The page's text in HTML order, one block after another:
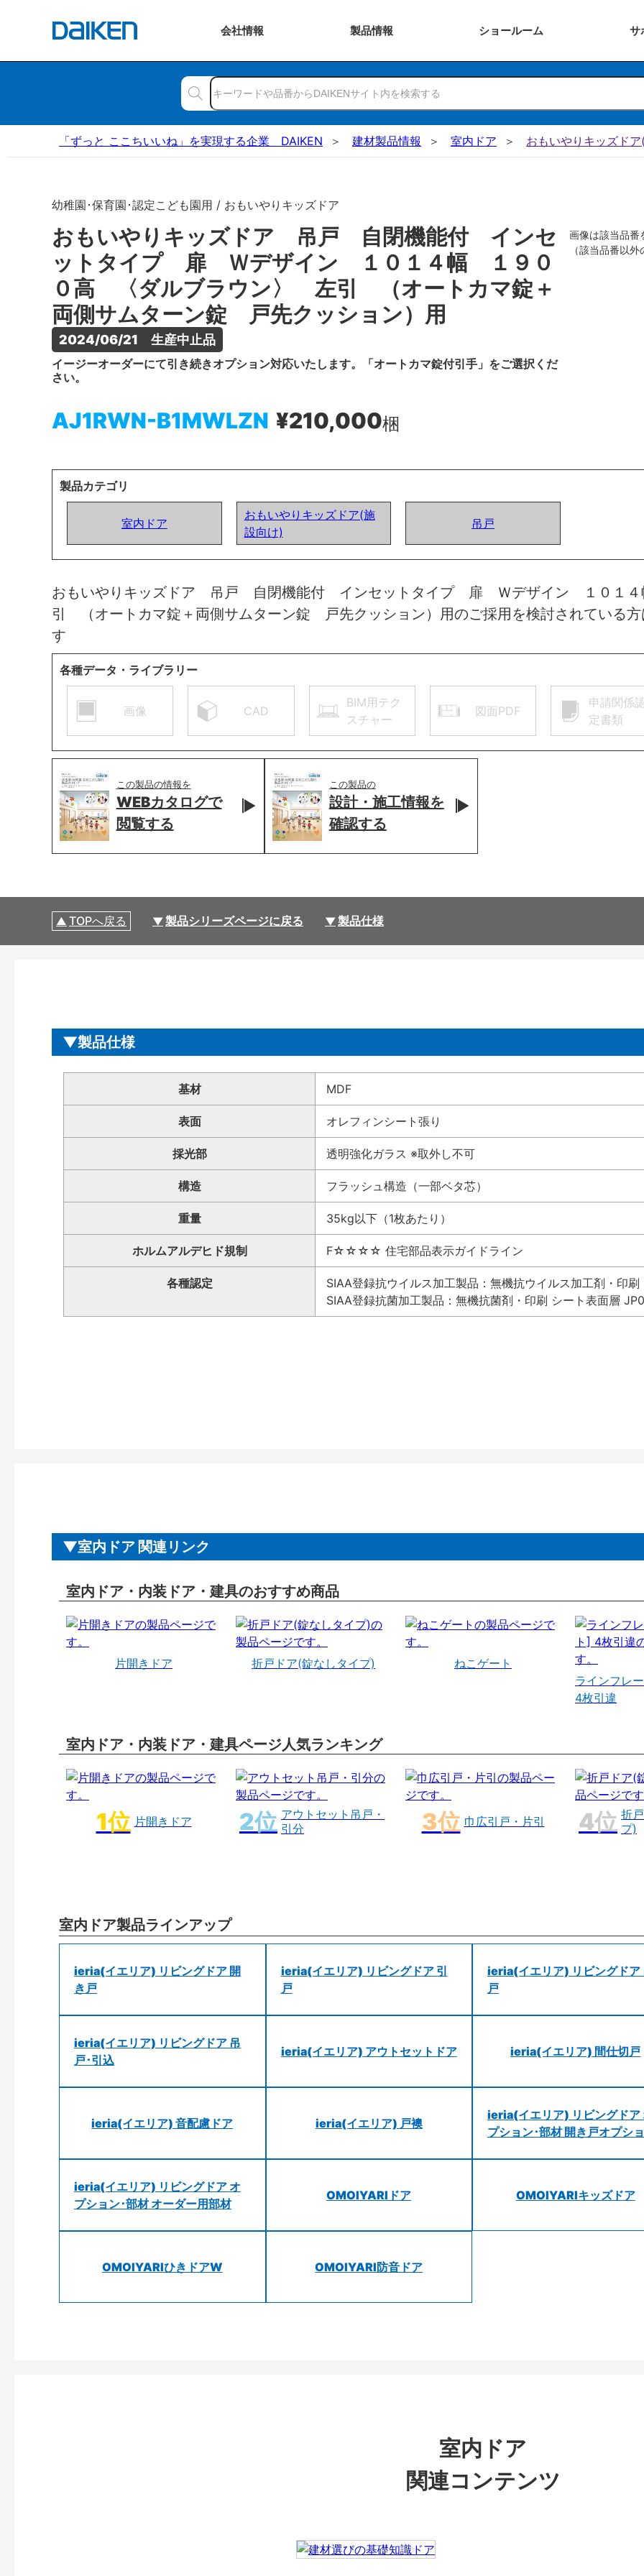
会社情報 製品情報 ショールーム サ
「ずっと ここちいいね」を実現する企業 DAIKEN 建材製品情報 室内ドア おもいやりキッズド
幼稚園･保育園･認定こども園用 / おもいやりキッズドア
おもいやりキッズドア 吊戸 自閉機能付 インセ
ットタイプ 扉 Ｗデザイン １０１４幅 １９０
０高 〈ダルブラウン〉 左引 （オートカマ錠＋
両側サムターン錠 戸先クッション）用
2024/06/21　生産中止品
イージーオーダーにて引き続きオプション対応いたします。「オートカマ錠付引手」をご選択くだ
さい。
AJ1RWN-B1MWLZN ¥210,000梱
画像は該当品番
（該当品番以
製品カテゴリ
室内ドア
おもいやりキッズドア(施
設向け)
吊戸
おもいやりキッズドア 吊戸 自閉機能付 インセットタイプ 扉 Ｗデザイン １０１
引 （オートカマ錠＋両側サムターン錠 戸先クッション）用のご採用を検討されている方
す
各種データ・ライブラリー
画像 CAD
BIM用テク
スチャー
図面PDF
申請関係
定書類
この製品の情報を
WEBカタログで
閲覧する
この製品の
設計・施工情報を
確認する
TOPへ戻る 製品シリーズページに戻る 製品仕様
製品仕様
基材 MDF
表面 オレフィンシート張り
採光部 透明強化ガラス ※取外し不可
構造 フラッシュ構造（一部ベタ芯）
重量 35kg以下（1枚あたり）
ホルムアルデヒド規制 F☆☆☆☆ 住宅部品表示ガイドライン
各種認定
SIAA登録抗ウイルス加工製品：無機抗ウイルス加工剤・印
SIAA登録抗菌加工製品：無機抗菌剤・印刷 シート表面層
室内ドア 関連リンク
室内ドア・内装ドア・建具のおすすめ商品
片開きドア 折戸ドア(錠なしタイプ)
ねこゲート
ラインフレ
4枚引違
室内ドア・内装ドア・建具ページ人気ランキング
片開きドア
アウトセット吊戸・
引分
巾広引戸・片引
折
プ)
室内ドア製品ラインアップ
ieria(イエリア) リビングドア 開
き戸
ieria(イエリア) リビングドア 引
戸
ieria(イエリア) リビングドア
戸
ieria(イエリア) リビングドア 吊
戸･引込
ieria(イエリア) アウトセットドア ieria(イエリア) 間仕切戸
ieria(イエリア) 音配慮ドア ieria(イエリア) 戸襖
ieria(イエリア) リビングドア
プション･部材 開き戸オプシ
ieria(イエリア) リビングドア オ
プション･部材 オーダー用部材
OMOIYARIドア OMOIYARIキッズドア
OMOIYARIひきドアW OMOIYARI防音ドア
室内ドア
関連コンテンツ